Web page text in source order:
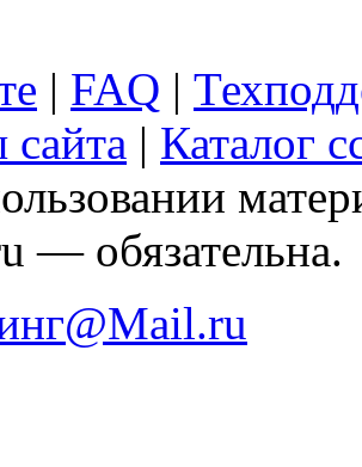
| FAQ |
| Каталог
— обязательна.